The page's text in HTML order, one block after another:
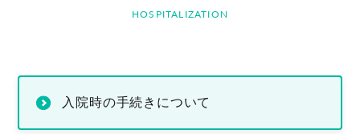
HOSPITALIZATION
入院時の手続きについて